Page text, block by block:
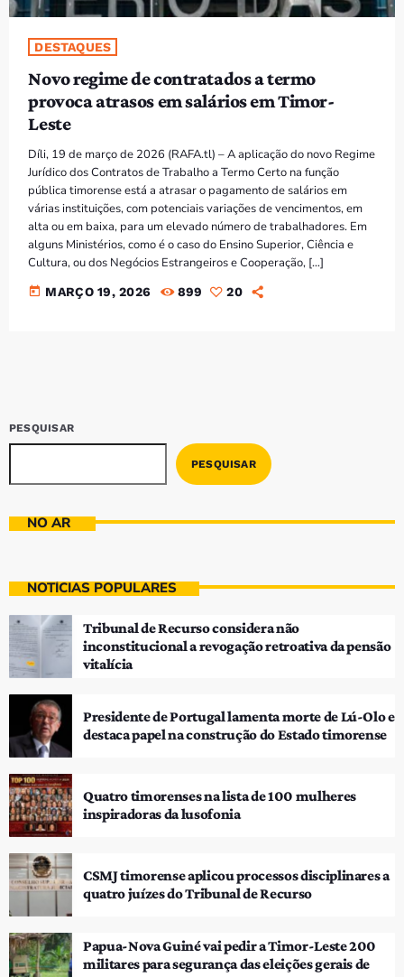
TÉTUM
PORTUGUÊS
PRÓXIMOS PROGRAMAS
DESTAQUES
Novo regime de contratados a termo
provoca atrasos em salários em Timor-
Leste
Díli, 19 de março de 2026 (RAFA.tl) – A aplicação do novo Regime
Jurídico dos Contratos de Trabalho a Termo Certo na função
pública timorense está a atrasar o pagamento de salários em
várias instituições, com potenciais variações de vencimentos, em
alta ou em baixa, para um elevado número de trabalhadores. Em
alguns Ministérios, como é o caso do Ensino Superior, Ciência e
Cultura, ou dos Negócios Estrangeiros e Cooperação, […]
today MARÇO 19, 2026 899 20
PESQUISAR
PESQUISAR
NO AR
NOTÍCIAS POPULARES
Tribunal de Recurso considera não
inconstitucional a revogação retroativa da pensão
vitalícia
Presidente de Portugal lamenta morte de Lú-Olo e
destaca papel na construção do Estado timorense
Quatro timorenses na lista de 100 mulheres
inspiradoras da lusofonia
CSMJ timorense aplicou processos disciplinares a
quatro juízes do Tribunal de Recurso
Papua-Nova Guiné vai pedir a Timor-Leste 200
militares para segurança das eleições gerais de